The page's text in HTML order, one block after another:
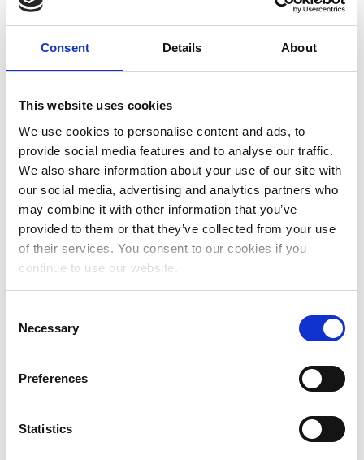
Consent Details About
This website uses cookies
We use cookies to personalise content and ads, to
provide social media features and to analyse our traffic.
We also share information about your use of our site with
our social media, advertising and analytics partners who
may combine it with other information that you’ve
provided to them or that they’ve collected from your use
of their services. You consent to our cookies if you
continue to use our website.
Selection
Necessary
Preferences
Statistics
Febbraio 2024
Gennaio 2024
Dicembre 2023
Novembre 2023
Ottobre 2023
Settembre 2023
Maggio 2023
Aprile 2023
Marzo 2023
Febbraio 2023
Novembre 2022